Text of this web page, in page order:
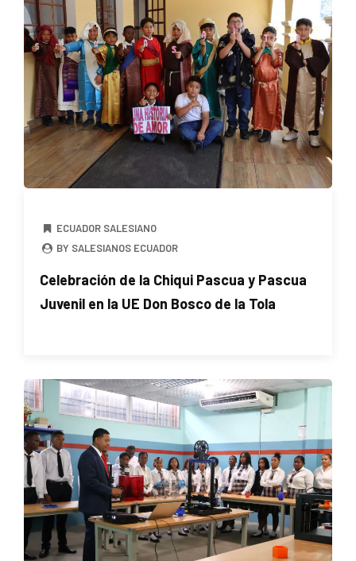
ECUADOR SALESIANO
BY SALESIANOS ECUADOR
Celebración de la Chiqui Pascua y Pascua
Juvenil en la UE Don Bosco de la Tola